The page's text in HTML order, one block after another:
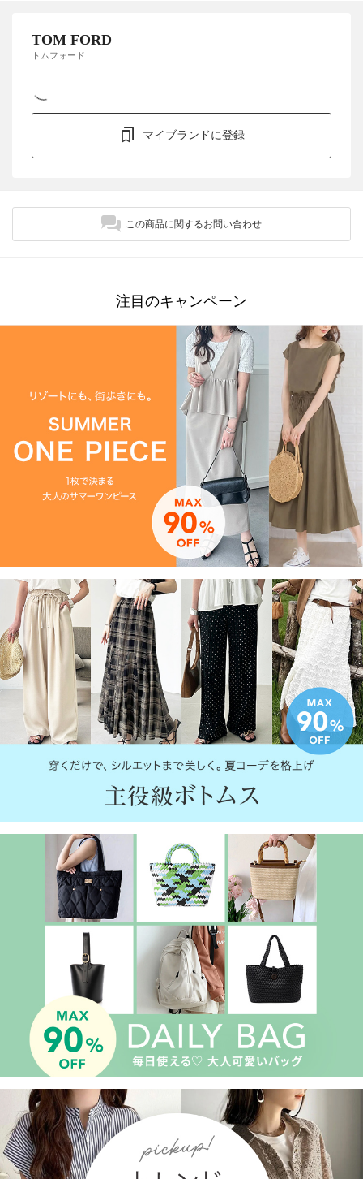
TOM FORD
トムフォード
マイブランドに登録
この商品に関するお問い合わせ
注目のキャンペーン